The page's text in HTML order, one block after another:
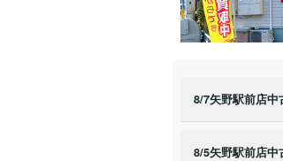
8/7矢野駅前店中
8/5矢野駅前店中